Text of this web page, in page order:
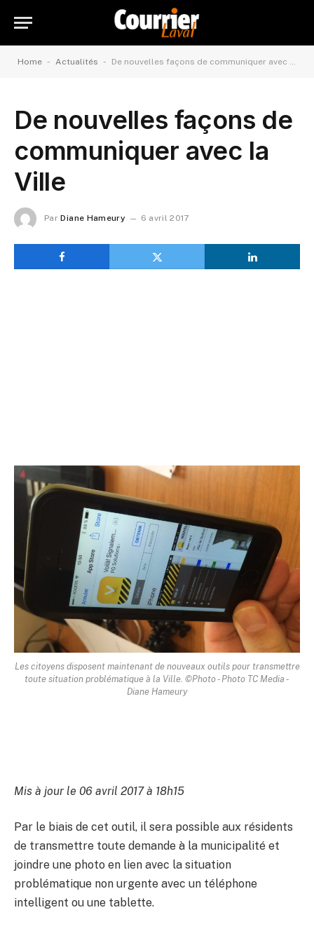
Home - Actualités - De nouvelles façons de communiquer avec la Ville
De nouvelles façons de
communiquer avec la
Ville
Par Diane Hameury 6 avril 2017
Les citoyens disposent maintenant de nouveaux outils pour transmettre
toute situation problématique à la Ville. ©Photo - Photo TC Media -
Diane Hameury
Mis à jour le 06 avril 2017 à 18h15
Par le biais de cet outil, il sera possible aux résidents
de transmettre toute demande à la municipalité et
joindre une photo en lien avec la situation
problématique non urgente avec un téléphone
intelligent ou une tablette.